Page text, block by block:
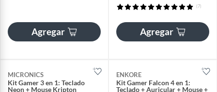
Agregar
(7)
Agregar
MICRONICS
Kit Gamer 3 en 1: Teclado
Neon + Mouse Kripton
ENKORE
Kit Gamer Falcon 4 en 1:
Teclado + Auricular + Mouse +